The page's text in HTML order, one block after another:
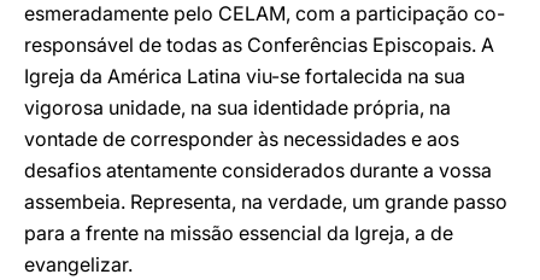
esmeradamente pelo CELAM, com a participação co-
responsável de todas as Conferências Episcopais. A
Igreja da América Latina viu-se fortalecida na sua
vigorosa unidade, na sua identidade própria, na
vontade de corresponder às necessidades e aos
desafios atentamente considerados durante a vossa
assembeia. Representa, na verdade, um grande passo
para a frente na missão essencial da Igreja, a de
evangelizar.